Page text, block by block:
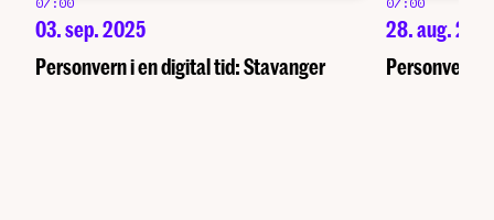
03. sep. 2025
Personvern i en digital tid: Stavanger
28. aug.
Personvern i